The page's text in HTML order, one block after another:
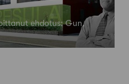
ehdotus: Gun,